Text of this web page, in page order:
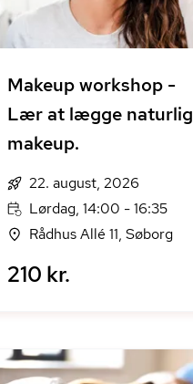
Makeup workshop -
Lær at lægge naturlig
makeup.
22. august, 2026
Lørdag, 14:00 - 16:35
Rådhus Allé 11, Søborg
210 kr.